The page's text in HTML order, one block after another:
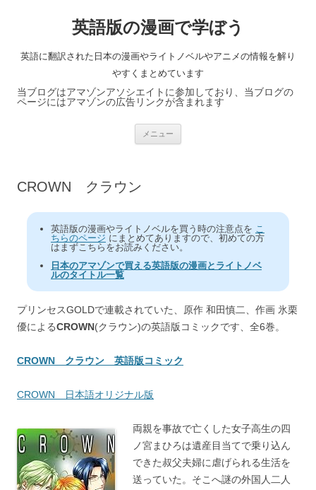
英語版の漫画で学ぼう
英語に翻訳された日本の漫画やライトノベルやアニメの情報を解り
やすくまとめています
当ブログはアマゾンアソシエイトに参加しており、当ブログの
ページにはアマゾンの広告リンクが含まれます
メニュー
CROWN クラウン
英語版の漫画やライトノベルを買う時の注意点を こ
ちらのページ にまとめてありますので、初めての方
はまずこちらをお読みください。
日本のアマゾンで買える英語版の漫画とライトノベ
ルのタイトル一覧
プリンセスGOLDで連載されていた、原作 和田慎二、作画 氷栗
優によるCROWN(クラウン)の英語版コミックです、全6巻。
CROWN クラウン 英語版コミック
CROWN 日本語オリジナル版
両親を事故で亡くした女子高生の四
ノ宮まひろは遺産目当てで乗り込ん
できた叔父夫婦に虐げられる生活を
送っていた。そこへ謎の外国人二人